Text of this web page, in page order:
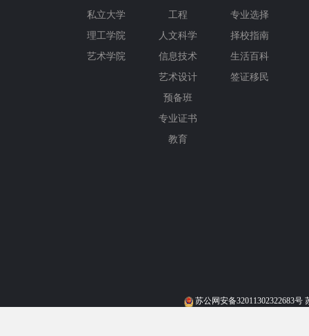
私立大学
理工学院
艺术学院
工程
人文科学
信息技术
艺术设计
预备班
专业证书
教育
专业选择
择校指南
生活百科
签证移民
苏公网安备32011302322683号